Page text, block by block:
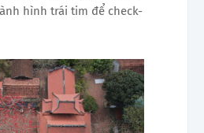
hình trái tim để check-